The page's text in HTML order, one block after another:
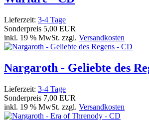
Lieferzeit: 3-4 Tage
Sonderpreis 5,00 EUR
inkl. 19 % MwSt. zzgl. Versandkosten
Nargaroth - Geliebte des
Lieferzeit: 3-4 Tage
Sonderpreis 7,00 EUR
inkl. 19 % MwSt. zzgl. Versandkosten